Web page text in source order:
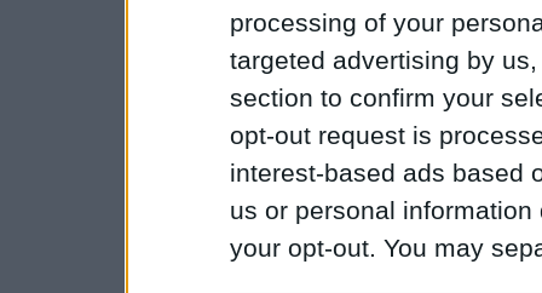
processing of your
targeted advertising by
section to confirm your
opt-out request is
interest-based ads based
us or personal
your opt-out. You may